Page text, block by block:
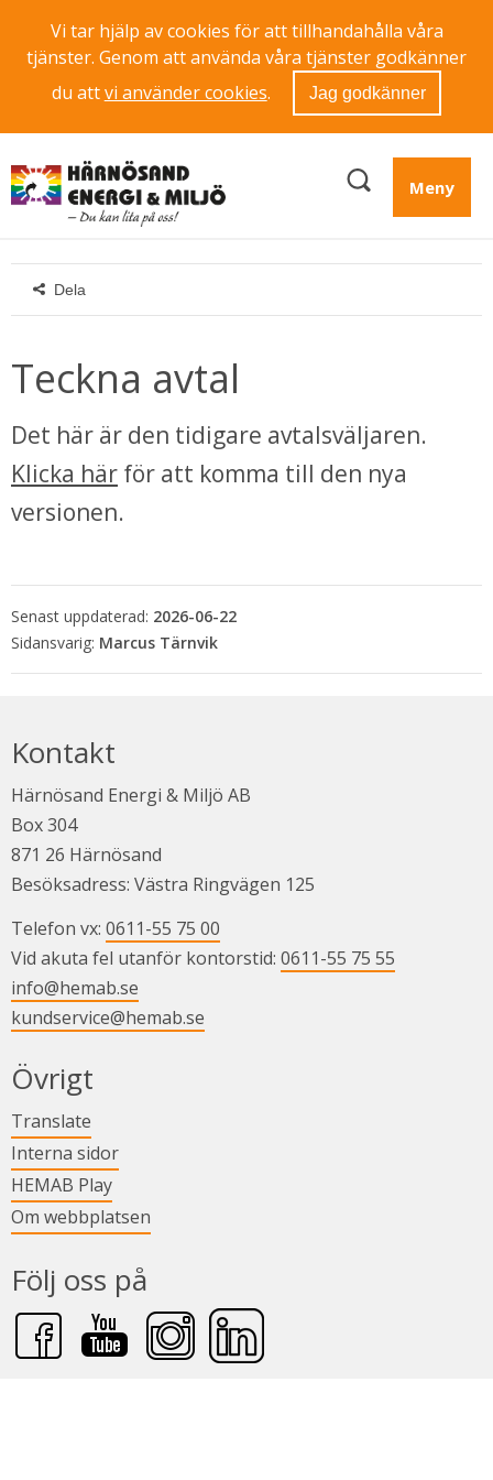
Vi tar hjälp av cookies för att tillhandahålla våra
tjänster. Genom att använda våra tjänster godkänner
du attvi använder cookies. Jag godkänner
Meny
i nytt fönster.
Dela
Teckna avtal
Klicka här för att komma till den nya
versionen.
Senast uppdaterad: 2026-06-22
Marcus Tärnvik
Kontakt
Härnösand Energi & Miljö AB
Box 304
871 26 Härnösand
Besöksadress: Västra Ringvägen 125
Telefon vx: 0611-55 75 00
Vid akuta fel utanför kontorstid: 0611-55 75 55
info@hemab.se
kundservice@hemab.se
Övrigt
Translate
Interna sidorLänk till annan webbplats.
HEMAB PlayLänk till annan webbplats.
Om webbplatsen
Följ oss på